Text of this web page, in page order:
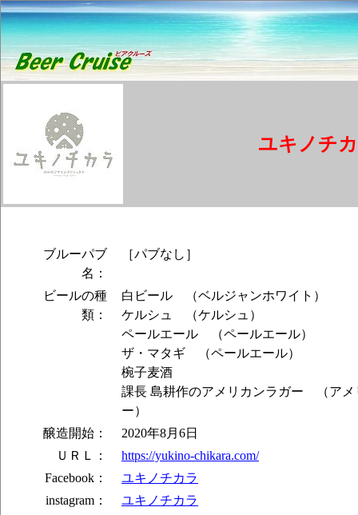
ユキノチ
ブルーパブ
名：
［パブなし］
ビールの種
類：
白ビール （ベルジャンホワイト）
ケルシュ （ケルシュ）
ペールエール （ペールエール）
ザ・マタギ （ペールエール）
椀子麦酒
課長 島耕作のアメリカンラガー （アメ
ー）
醸造開始：
2020年8月6日
ＵＲＬ：
https://yukino-chikara.com/
Facebook：
ユキノチカラ
instagram：
ユキノチカラ